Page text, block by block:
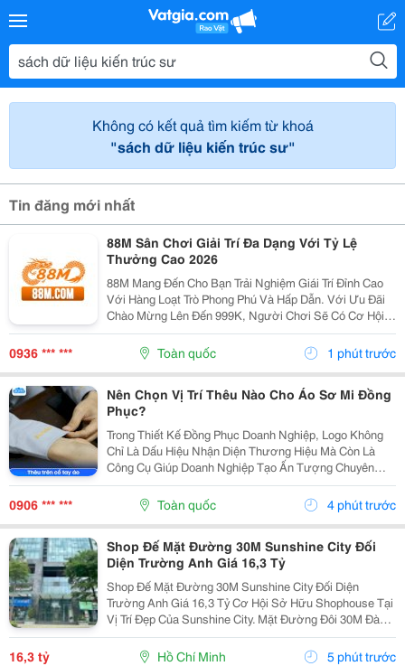
Không có kết quả tìm kiếm từ khoá
"sách dữ liệu kiến trúc sư"
Tin đăng mới nhất
88M Sân Chơi Giải Trí Đa Dạng Với Tỷ Lệ
Thưởng Cao 2026
88M Mang Đến Cho Bạn Trải Nghiệm Giái Trí Đỉnh Cao
Với Hàng Loạt Trò Phong Phú Và Hấp Dẫn. Với Ưu Đãi
Chào Mừng Lên Đến 999K, Người Chơi Sẽ Có Cơ Hội
Tận Hưởng Những Phút Giây Thăng Hoa Trong Không
Gian Giải Trí Trực Tuyến. Hãy Tham Gia Ngay Để
Không...
0936 *** *** Toàn quốc 1 phút trước
Nên Chọn Vị Trí Thêu Nào Cho Áo Sơ Mi Đồng
Phục?
Trong Thiết Kế Đồng Phục Doanh Nghiệp, Logo Không
Chỉ Là Dấu Hiệu Nhận Diện Thương Hiệu Mà Còn Là
Công Cụ Giúp Doanh Nghiệp Tạo Ấn Tượng Chuyên
Nghiệp Trong Mắt Khách Hàng Và Đối Tác. Tuy Nhiên,
Để Logo Phát Huy Hiệu Quả Tối Đa, Việc Lựa Chọn Vị
0906 *** *** Toàn quốc 4 phút trước
Shop Đế Mặt Đường 30M Sunshine City Đối
Diện Trường Anh Giá 16,3 Tỷ
Shop Đế Mặt Đường 30M Sunshine City Đối Diện
Trường Anh Giá 16,3 Tỷ Cơ Hội Sở Hữu Shophouse Tại
Vị Trí Đẹp Của Sunshine City. Mặt Đường Đôi 30M Đàm
Đức Khánh. Đối Diện Cụm Trường Quốc Tế. Diện Tích
96M&Sup2;, Mặt Tiền Thoáng, Dễ Nhận Diện. Phù...
16,3 tỷ Hồ Chí Minh 5 phút trước